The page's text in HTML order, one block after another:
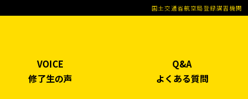
国土交通省航空局登録講習機関
VOICE
修了生の声
Q&A
よくある質問